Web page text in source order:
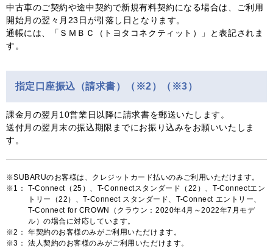
中古車のご契約や途中契約で新規有料契約になる場合は、ご利用
開始月の翌々月23日が引落し日となります。
通帳には、「ＳＭＢＣ（トヨタコネクティット）」と表記されま
す。
指定口座振込（請求書）（※2）（※3）
課金月の翌月10営業日以降に請求書を郵送いたします。
送付月の翌月末の振込期限までにお振り込みをお願いいたしま
す。
SUBARUのお客様は、クレジットカード払いのみご利用いただけます。
※1：
T-Connect（25）、T-Connectスタンダード（22）、T-Connectエン
トリー（22）、T-Connect スタンダード、T-Connect エントリー、
T-Connect for CROWN（クラウン：2020年4月～2022年7月モデ
ル）の場合に対応しています。
※2：
年契約のお客様のみがご利用いただけます。
※3：
法人契約のお客様のみがご利用いただけます。